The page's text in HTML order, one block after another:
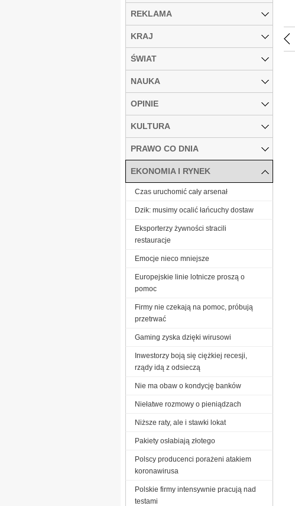
REKLAMA
KRAJ
ŚWIAT
NAUKA
OPINIE
KULTURA
PRAWO CO DNIA
EKONOMIA I RYNEK
Czas uruchomić cały arsenał
Dzik: musimy ocalić łańcuchy dostaw
Eksporterzy żywności stracili
restauracje
Emocje nieco mniejsze
Europejskie linie lotnicze proszą o
pomoc
Firmy nie czekają na pomoc, próbują
przetrwać
Gaming zyska dzięki wirusowi
Inwestorzy boją się ciężkiej recesji,
rządy idą z odsieczą
Nie ma obaw o kondycję banków
Niełatwe rozmowy o pieniądzach
Niższe raty, ale i stawki lokat
Pakiety osłabiają złotego
Polscy producenci porażeni atakiem
koronawirusa
Polskie firmy intensywnie pracują nad
testami